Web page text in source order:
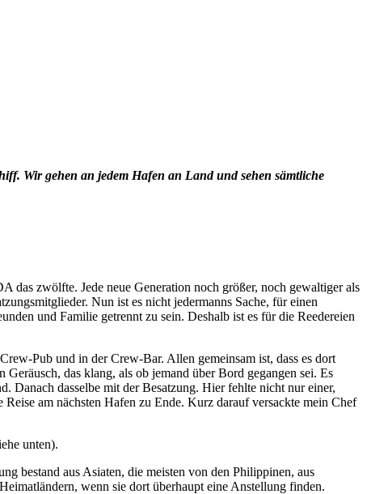
Wir gehen an jedem Hafen an Land und sehen sämtliche
das zwölfte. Jede neue Generation noch größer, noch gewaltiger als
Nun ist es nicht jedermanns Sache, für einen
und Familie getrennt zu sein. Deshalb ist es für die Reedereien
Pub und in der Crew-Bar. Allen gemeinsam ist, dass es dort
das klang, als ob jemand über Bord gegangen sei. Es
Danach dasselbe mit der Besatzung. Hier fehlte nicht nur einer,
am nächsten Hafen zu Ende. Kurz darauf versackte mein Chef
unten).
bestand aus Asiaten, die meisten von den Philippinen, aus
wenn sie dort überhaupt eine Anstellung finden.